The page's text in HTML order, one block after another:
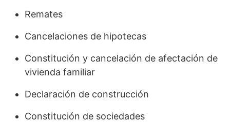
Remates
Cancelaciones de hipotecas
Constitución y cancelación de afectación de
vivienda familiar
Declaración de construcción
Constitución de sociedades